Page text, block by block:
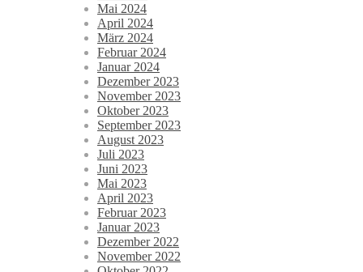
Mai 2024
April 2024
März 2024
Februar 2024
Januar 2024
Dezember 2023
November 2023
Oktober 2023
September 2023
August 2023
Juli 2023
Juni 2023
Mai 2023
April 2023
Februar 2023
Januar 2023
Dezember 2022
November 2022